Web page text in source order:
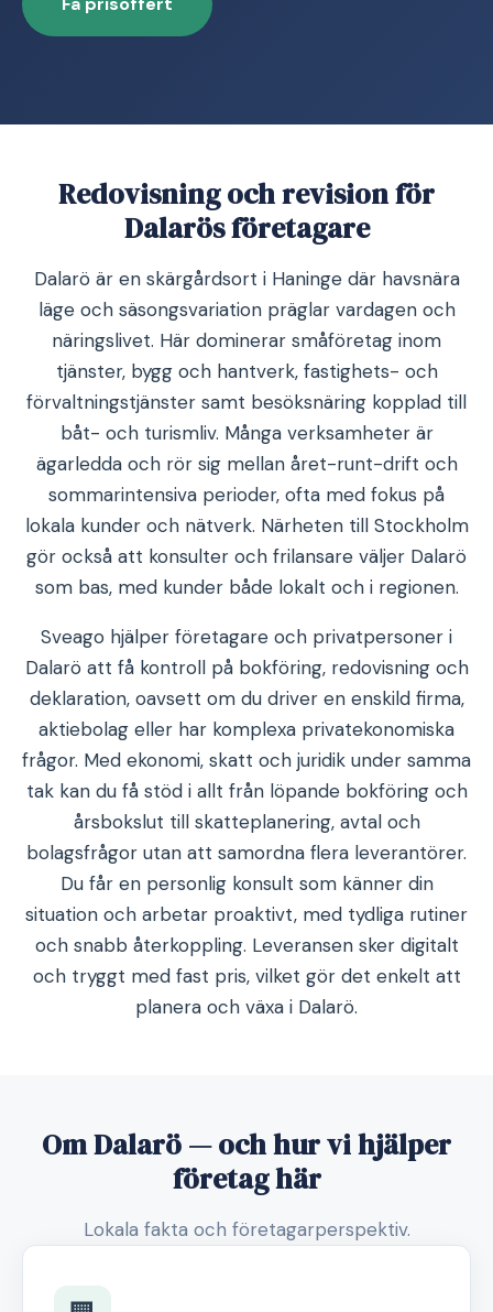
Redovisning och revision för
Dalarös företagare
Dalarö är en skärgårdsort i Haninge där havsnära
läge och säsongsvariation präglar vardagen och
näringslivet. Här dominerar småföretag inom
tjänster, bygg och hantverk, fastighets- och
förvaltningstjänster samt besöksnäring kopplad till
båt- och turismliv. Många verksamheter är
ägarledda och rör sig mellan året-runt-drift och
sommarintensiva perioder, ofta med fokus på
lokala kunder och nätverk. Närheten till Stockholm
gör också att konsulter och frilansare väljer Dalarö
som bas, med kunder både lokalt och i regionen.
Sveago hjälper företagare och privatpersoner i
Dalarö att få kontroll på bokföring, redovisning och
deklaration, oavsett om du driver en enskild firma,
aktiebolag eller har komplexa privatekonomiska
frågor. Med ekonomi, skatt och juridik under samma
tak kan du få stöd i allt från löpande bokföring och
årsbokslut till skatteplanering, avtal och
bolagsfrågor utan att samordna flera leverantörer.
Du får en personlig konsult som känner din
situation och arbetar proaktivt, med tydliga rutiner
och snabb återkoppling. Leveransen sker digitalt
och tryggt med fast pris, vilket gör det enkelt att
planera och växa i Dalarö.
Om Dalarö — och hur vi hjälper
företag här
Lokala fakta och företagarperspektiv.